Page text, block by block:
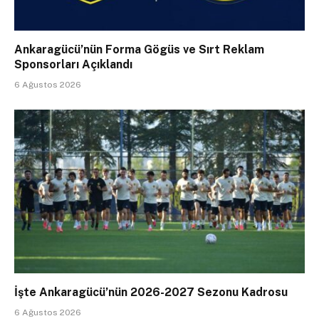
Ankaragücü’nün Forma Gögüs ve Sırt Reklam
Sponsorları Açıklandı
6 Ağustos 2026
İşte Ankaragücü’nün 2026-2027 Sezonu Kadrosu
6 Ağustos 2026